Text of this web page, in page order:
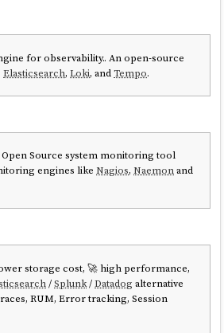
for observability.. An open-source
Elasticsearch,Loki, andTempo.
Open Source system monitoring tool
engines likeNagios,Naemonand
storage cost, 🚀 high performance,
/Splunk/Datadog alternative
RUM, Error tracking, Session